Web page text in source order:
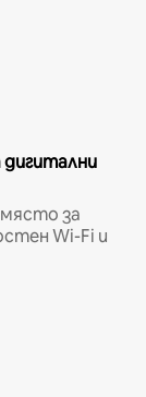
за
Wi-Fi и